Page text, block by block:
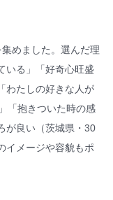
めました。選んだ理
いる」「好奇心旺盛
わたしの好きな人が
「抱きついた時の感
が良い（茨城県・30
イメージや容貌もポ